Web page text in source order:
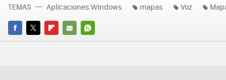
FACEBOOK
TWITTERFLIPBOARD
E-
WHATSAPP
TEMAS Aplicaciones Windows mapas Voz